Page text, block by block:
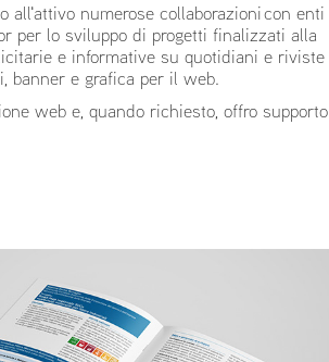
numerose collaborazioni con enti
per lo sviluppo di progetti finalizzati alla
e informative su quotidiani e riviste
banner e grafica per il web.
web e, quando richiesto, offro supporto